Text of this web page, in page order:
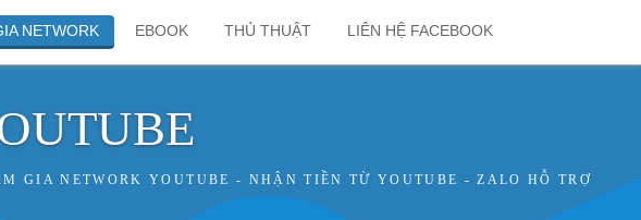
LIÊN HỆ FACEBOOK
THỦ THUẬT
EBOOK
NETWORK
GIA NETWORK YOUTUBE - NHẬN TIỀN TỪ YOUTUBE - ZALO HỖ TRỢ